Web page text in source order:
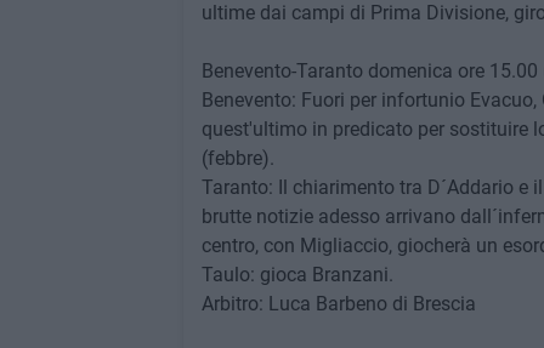
ultime dai campi di Prima Divisione,
Benevento-Taranto domenica ore
Benevento: Fuori per infortunio
quest'ultimo in predicato per sostituire
(febbre).
Taranto: Il chiarimento tra D´Addario e
brutte notizie adesso arrivano
centro, con Migliaccio, giocherà un
Taulo: gioca Branzani.
Arbitro: Luca Barbeno di Brescia